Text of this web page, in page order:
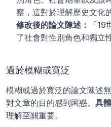
察，這對於理解歷史文化
修改後的論文陳述：
「
了社會對性別角色和獨立
過於模糊或寬泛
模糊或過於寬泛的論文陳述
對文章的目的感到困惑。 具
理解至關重要。